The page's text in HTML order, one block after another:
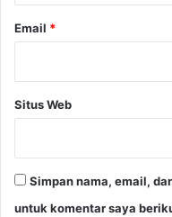
Email *
Situs Web
Simpan nama, email,
untuk komentar saya